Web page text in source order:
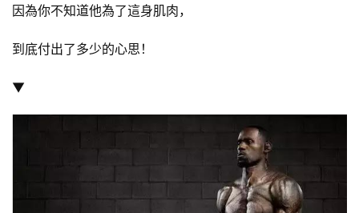
因為你不知道他為了這身肌肉，
到底付出了多少的心思！
▼